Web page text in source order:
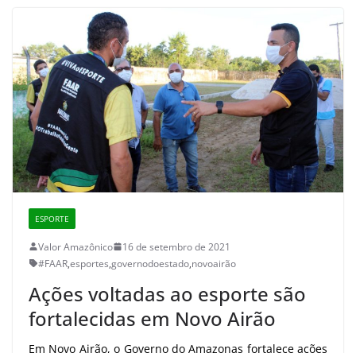
ESPORTE
Valor Amazônico
16 de setembro de 2021
#FAAR,esportes,governodoestado,novoairão
Ações voltadas ao esporte são
fortalecidas em Novo Airão
Em Novo Airão, o Governo do Amazonas fortalece ações